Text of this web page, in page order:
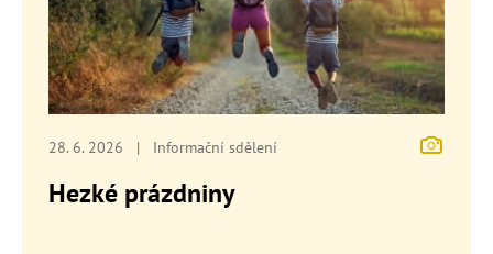
28. 6. 2026 | Informační sdělení
Hezké prázdniny